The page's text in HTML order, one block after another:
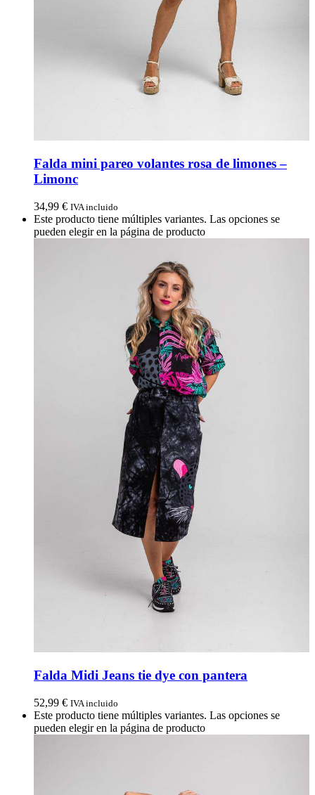
Falda mini pareo volantes rosa de limones –
Limonc
34,99 € IVA incluido
Este producto tiene múltiples variantes. Las opciones se
pueden elegir en la página de producto
Falda Midi Jeans tie dye con pantera
52,99 € IVA incluido
Este producto tiene múltiples variantes. Las opciones se
pueden elegir en la página de producto